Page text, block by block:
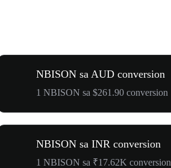
NBISON sa AUD conversion
1 NBISON sa $261.90 conversion
NBISON sa INR conversion
1 NBISON sa ₹17.62K conversion